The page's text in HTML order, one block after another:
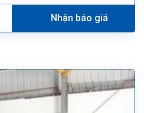
Nhận báo giá